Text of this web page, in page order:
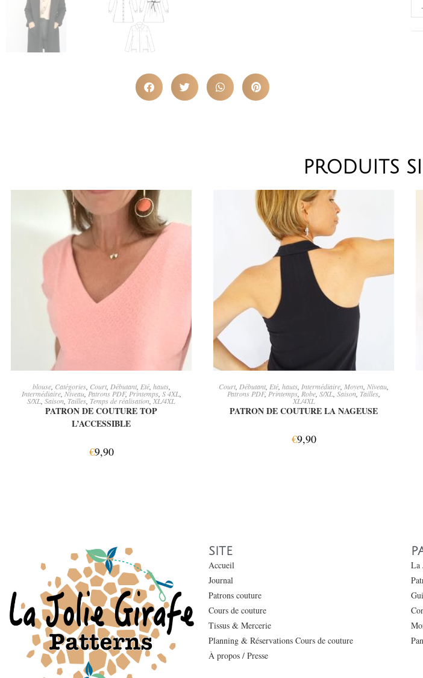
-
PRODUITS
AJOUTER AU PANIER
blouse, Catégories, Court, Débutant, Eté, hauts,
Intermédiaire, Niveau,Patrons PDF, Printemps, S 4XL,
S/XL Saison Tailles Temps de réalisation ,XL/4XL
PATRON DE COUTURE TOP
L’ACCESSIBLE
€9,90
AJOUTER AU PANIER
Court Débutant Eté hauts Intermédiaire Moyen Niveau
Patrons PDF, Printemps, Robe S/XL Saison Tailles
XL/4XL
PATRON DE COUTURE LA NAGEUSE
€9,90
SITE
Accueil
Journal
Patrons couture
Cours de couture
Tissus & Mercerie
Planning & Réservations Cours de couture
À propos / Presse
La